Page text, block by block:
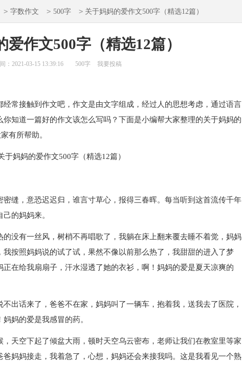
> 字数作文 > 500字 > 关于妈妈的爱作文500字（精选12篇）
爱作文500字（精选12篇）
：2021-03-15 13:39:16 500字 我要投稿
接触到作文吧，作文是由文字组成，经过人的思想考虑，通过语言
知道一篇好的作文该怎么写吗？下面是小编帮大家整理的关于妈妈的
有所帮助。
，意恐迟迟归，谁言寸草心，报得三春晖。每当听到这首流传千年
的妈妈来。
有一丝风，树梢不再唱歌了，我躺在床上翻来覆去睡不着觉，妈妈
按照妈妈说的试了试，果然不像以前那么热了，我甜甜的进入了梦
在给我扇扇子，汗水湿透了她的衣衫，啊！妈妈的爱是夏天凉爽的
话来了，爸爸不在家，妈妈叫了一辆车，抱着我，送我去了医院，
妈的爱是我感冒的药。
空下起了倾盆大雨，顿时天空乌云密布，老师让我们在教室里等家
妈妈接走，我着急了，心想，妈妈还会来接我吗。这是我看见一个熟